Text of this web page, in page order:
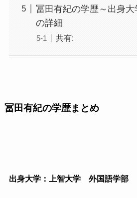
冨田有紀の学歴～出身大
の詳細
共有:
冨田有紀の学歴まとめ
出身大学：上智大学 外国語学部